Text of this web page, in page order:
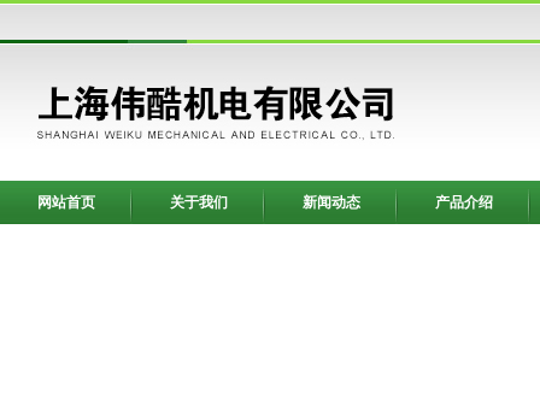
网站首页 关于我们 新闻动态 产品介绍